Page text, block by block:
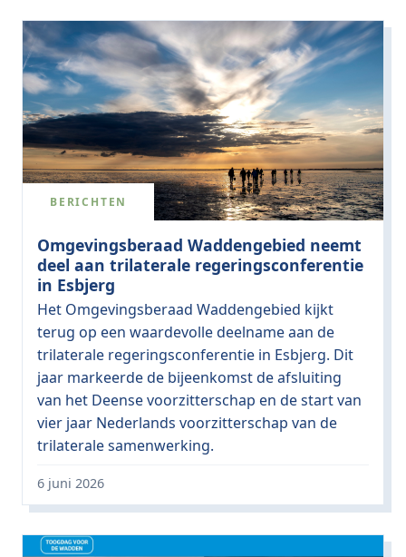
BERICHTEN
Omgevingsberaad Waddengebied neemt
deel aan trilaterale regeringsconferentie
in Esbjerg
Het Omgevingsberaad Waddengebied kijkt
terug op een waardevolle deelname aan de
trilaterale regeringsconferentie in Esbjerg. Dit
jaar markeerde de bijeenkomst de afsluiting
van het Deense voorzitterschap en de start van
vier jaar Nederlands voorzitterschap van de
trilaterale samenwerking.
6 juni 2026